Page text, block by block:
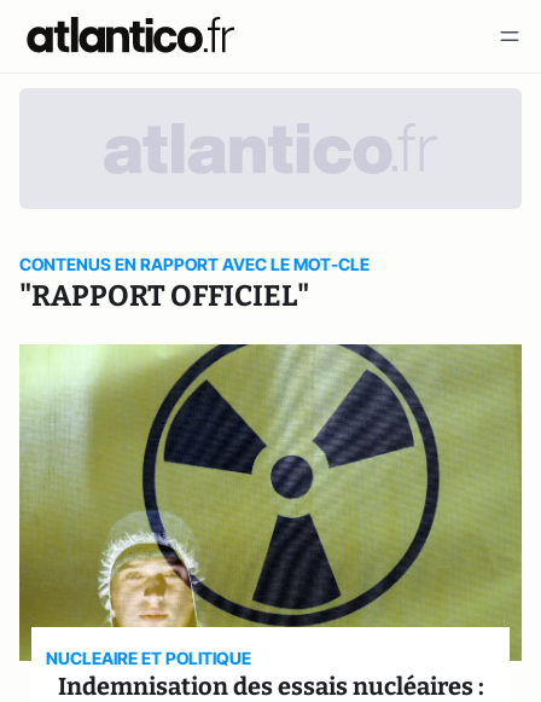
CONTENUS EN RAPPORT AVEC LE MOT-CLE
"RAPPORT OFFICIEL"
NUCLEAIRE ET POLITIQUE
Indemnisation des essais nucléaires :